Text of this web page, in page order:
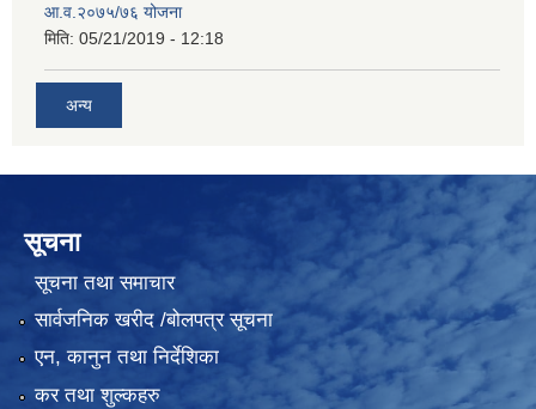
आ.व.२०७५/७६ योजना
मिति: 05/21/2019 - 12:18
अन्य
सूचना
सूचना तथा समाचार
सार्वजनिक खरीद /बोलपत्र सूचना
एन, कानुन तथा निर्देशिका
कर तथा शुल्कहरु